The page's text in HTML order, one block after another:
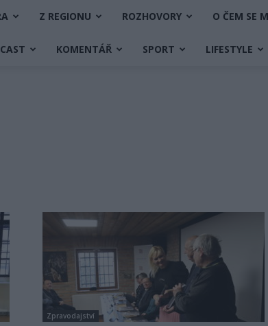
Z REGIONU ROZHOVORY O ČEM SE
KOMENTÁŘ SPORT LIFESTYLE
Zpravodajství